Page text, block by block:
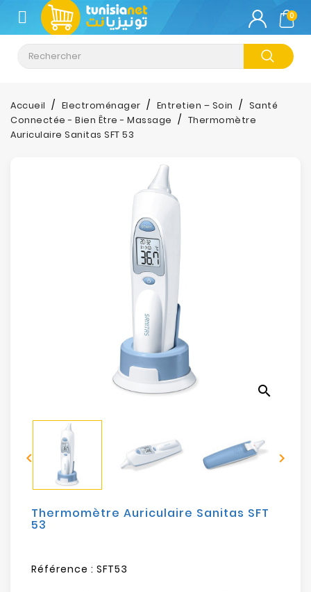
CATÉGORIE
Climatisation
Informatique
Téléphonie
Sécurité
Mobilités
Loisirs
0
Accueil Electroménager Entretien – Soin
Santé
Connectée - Bien Être - Massage
Thermomètre
Auriculaire Sanitas SFT 53
search
 
Thermomètre Auriculaire Sanitas SFT
53
Référence : SFT53